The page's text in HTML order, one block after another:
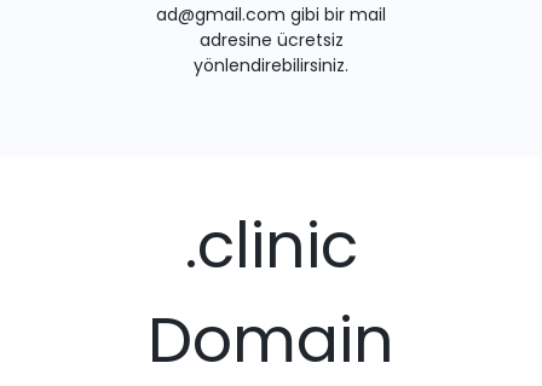
ad@gmail.com gibi bir mail
adresine ücretsiz
yönlendirebilirsiniz.
.clinic
Domain